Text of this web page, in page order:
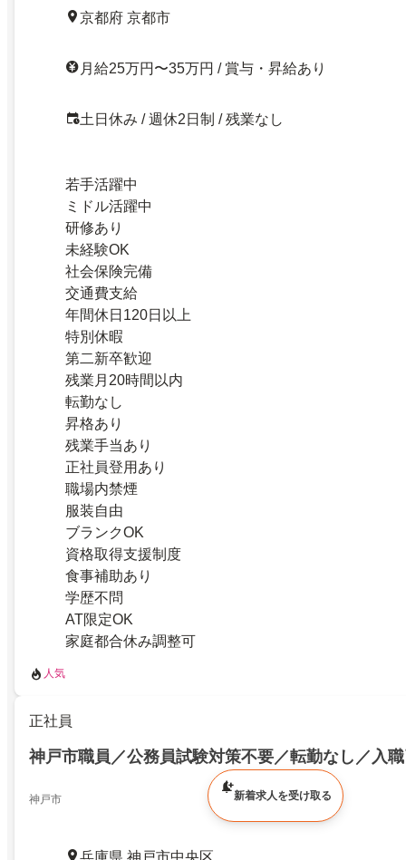
京都府 京都市
月給25万円〜35万円 / 賞与・昇給あり
土日休み / 週休2日制 / 残業なし
若手活躍中
ミドル活躍中
研修あり
未経験OK
社会保険完備
交通費支給
年間休日120日以上
特別休暇
第二新卒歓迎
残業月20時間以内
転勤なし
昇格あり
残業手当あり
正社員登用あり
職場内禁煙
服装自由
ブランクOK
資格取得支援制度
食事補助あり
学歴不問
AT限定OK
家庭都合休み調整可
人気
正社員
神戸市職員／公務員試験対策不要／転勤なし／入
神戸市
兵庫県 神戸市中央区
新着求人を受け取る